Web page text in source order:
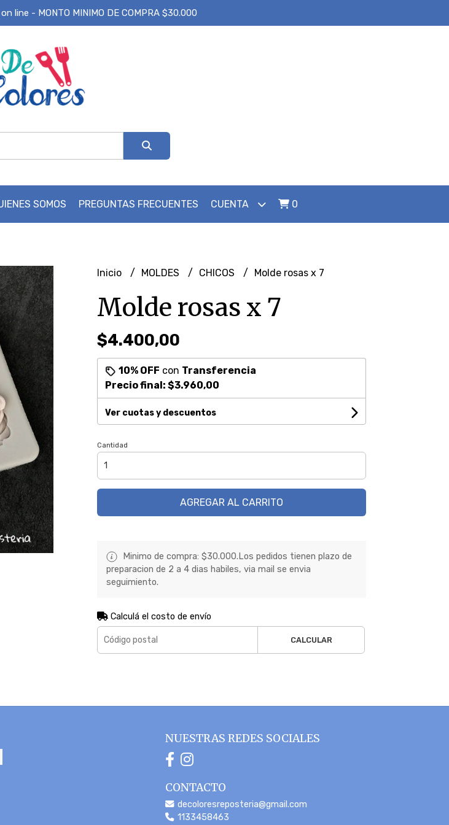
line - MONTO MINIMO DE COMPRA $30.000
SOMOS PREGUNTAS FRECUENTES CUENTA 0
Inicio MOLDES CHICOS Molde rosas x 7
Molde rosas x 7
$4.400,00
10% OFF con Transferencia
Precio final: $3.960,00
Ver cuotas y descuentos
Cantidad
AGREGAR AL CARRITO
Minimo de compra: $30.000.Los pedidos tienen plazo de
preparacion de 2 a 4 dias habiles, via mail se envia
seguimiento.
Calculá el costo de envío
CALCULAR
NUESTRAS REDES SOCIALES
CONTACTO
decoloresreposteria@gmail.com
1133458463